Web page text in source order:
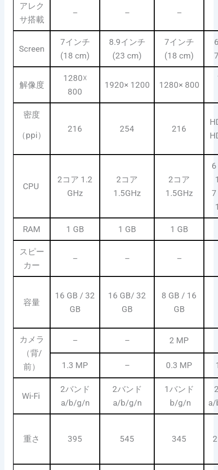
アレク
サ搭載
– – –
Screen
7インチ
(18 cm)
8.9インチ
(23 cm)
7インチ
(18 cm)
解像度
1280☓
800
1920× 1200 1280× 800
密度
（ppi）
216 254 216
CPU
2コア 1.2
GHz
2コア
1.5GHz
2コア
1.5GHz
7
RAM 1 GB 1 GB 1 GB
スピー
カー
– – –
容量
16 GB / 32
GB
16 GB/ 32
GB
8 GB / 16
GB
カメラ
（背/
前）
– – 2 MP
1.3 MP – 0.3 MP
Wi-Fi
2バンド
a/b/g/n
2バンド
a/b/g/n
1バンド
b/g/n
重さ 395 545 345